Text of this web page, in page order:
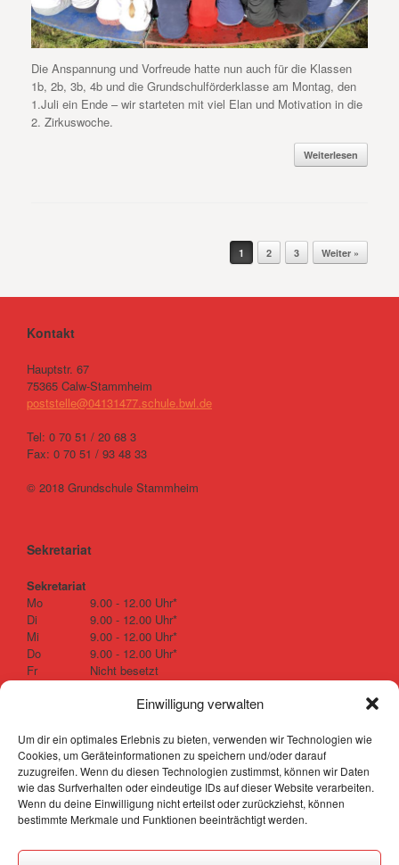
Einwilligung verwalten
Um dir ein optimales Erlebnis zu bieten, verwenden wir Technologien wie
Cookies, um Geräteinformationen zu speichern und/oder darauf
zuzugreifen. Wenn du diesen Technologien zustimmst, können wir Daten
wie das Surfverhalten oder eindeutige IDs auf dieser Website verarbeiten.
Wenn du deine Einwilligung nicht erteilst oder zurückziehst, können
bestimmte Merkmale und Funktionen beeinträchtigt werden.
Die Anspannung und Vorfreude hatte nun auch für die Klassen
1b, 2b, 3b, 4b und die Grundschulförderklasse am Montag, den
1.Juli ein Ende – wir starteten mit viel Elan und Motivation in die
2. Zirkuswoche.
Weiterlesen
1 2 3 Weiter »
Kontakt
Hauptstr. 67
75365 Calw-Stammheim
poststelle@04131477.schule.bwl.de
Tel: 0 70 51 / 20 68 3
Fax: 0 70 51 / 93 48 33
© 2018 Grundschule Stammheim
Sekretariat
Sekretariat
Mo
9.00 - 12.00 Uhr*
Di
9.00 - 12.00 Uhr*
Mi
9.00 - 12.00 Uhr*
Do
9.00 - 12.00 Uhr*
Fr
Nicht besetzt
web-technologies.de
Impressum&Datenschutz